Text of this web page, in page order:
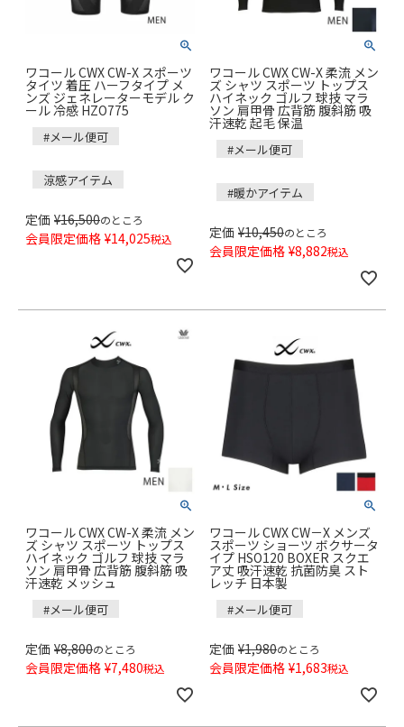
ワコール CWX CW-X スポーツ
タイツ 着圧 ハーフタイプ メ
ンズ ジェネレーターモデル ク
ール 冷感 HZO775
#メール便可
涼感アイテム
定価 ¥16,500のところ
会員限定価格 ¥14,025税込
ワコール CWX CW-X 柔流 メン
ズ シャツ スポーツ トップス
ハイネック ゴルフ 球技 マラ
ソン 肩甲骨 広背筋 腹斜筋 吸
汗速乾 起毛 保温
#メール便可
#暖かアイテム
定価 ¥10,450のところ
会員限定価格 ¥8,882税込
ワコール CWX CW-X 柔流 メン
ズ シャツ スポーツ トップス
ハイネック ゴルフ 球技 マラ
ソン 肩甲骨 広背筋 腹斜筋 吸
汗速乾 メッシュ
#メール便可
定価 ¥8,800のところ
会員限定価格 ¥7,480税込
ワコール CWX CW－X メンズ
スポーツ ショーツ ボクサータ
イプ HSO120 BOXER スクエ
ア丈 吸汗速乾 抗菌防臭 スト
レッチ 日本製
#メール便可
定価 ¥1,980のところ
会員限定価格 ¥1,683税込